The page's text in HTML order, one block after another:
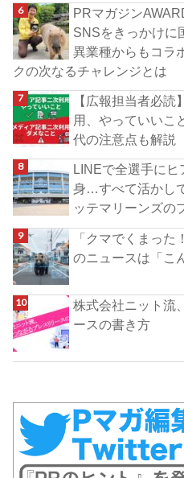
PRマガジン
SNSをきっかけに
異業種からもコラ
クの次なるチャレンジとは
【広報担当者必
用、やっていいこ
代の注意点も解説
LINEで全選手に
身…すべて活かし
ッテマリーンズの
「クマでくまっ
のニュースは「こ
株式会社ニット流
ースの書き方